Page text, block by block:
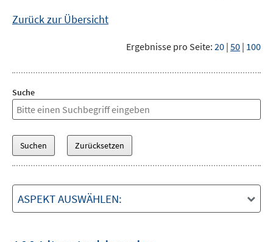
Zurück zur Übersicht
Ergebnisse pro Seite: 20 | 50 | 100
Suche
ASPEKT AUSWÄHLEN: